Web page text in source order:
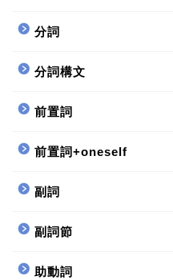
分詞
分詞構文
前置詞
前置詞+oneself
副詞
副詞節
助動詞